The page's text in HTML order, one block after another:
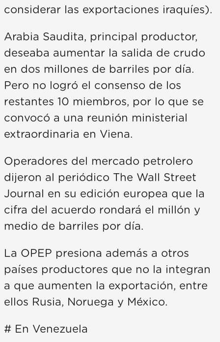
considerar las exportaciones iraquíes).
Arabia Saudita, principal productor,
deseaba aumentar la salida de crudo
en dos millones de barriles por día.
Pero no logró el consenso de los
restantes 10 miembros, por lo que se
convocó a una reunión ministerial
extraordinaria en Viena.
Operadores del mercado petrolero
dijeron al periódico The Wall Street
Journal en su edición europea que la
cifra del acuerdo rondará el millón y
medio de barriles por día.
La OPEP presiona además a otros
países productores que no la integran
a que aumenten la exportación, entre
ellos Rusia, Noruega y México.
# En Venezuela